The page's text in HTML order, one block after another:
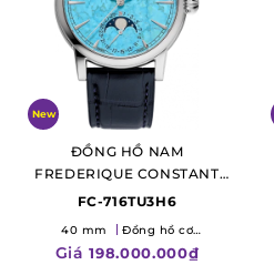
New
ĐỒNG HỒ NAM
FREDERIQUE CONSTANT
"THE ELEMENTS"
MOONPHASE DATE
FC-716TU3H6
40 mm
Đồng hồ cơ
Giá 198.000.000₫